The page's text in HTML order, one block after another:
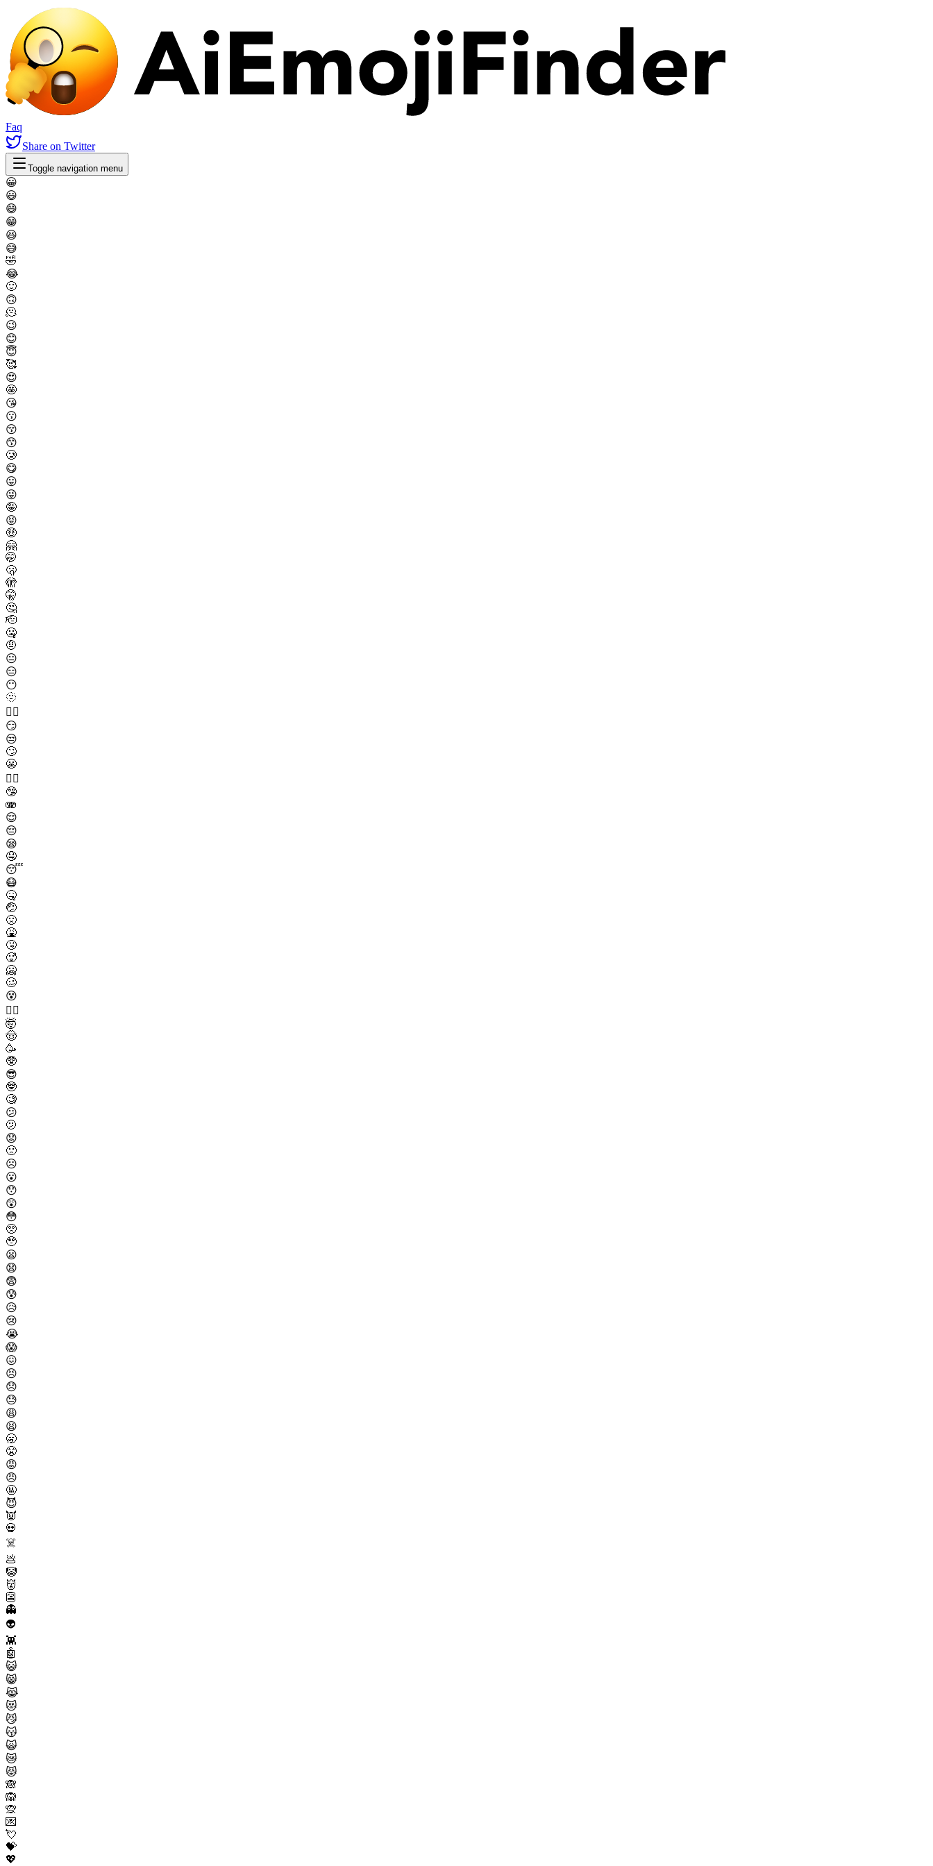
Faq
Share on Twitter
Toggle navigation menu
😀
😃
😄
😁
😆
😅
🤣
😂
🙂
🙃
🫠
😉
😊
😇
🥰
😍
🤩
😘
😗
😚
😙
🥲
😋
😛
😜
🤪
😝
🤑
🤗
🤭
🫢
🫣
🤫
🤔
🫡
🤐
🤨
😐
😑
😶
🫥
😶‍🌫️
😏
😒
🙄
😬
😮‍💨
🤥
🫨
😌
😔
😪
🤤
😴
😷
🤒
🤕
🤢
🤮
🤧
🥵
🥶
🥴
😵
😵‍💫
🤯
🤠
🥳
🥸
😎
🤓
🧐
😕
🫤
😟
🙁
☹️
😮
😯
😲
😳
🥺
🥹
😦
😧
😨
😰
😥
😢
😭
😱
😖
😣
😞
😓
😩
😫
🥱
😤
😡
😠
🤬
😈
👿
💀
☠️
💩
🤡
👹
👺
👻
👽
👾
🤖
😺
😸
😹
😻
😼
😽
🙀
😿
😾
🙈
🙉
🙊
💌
💘
💝
💖